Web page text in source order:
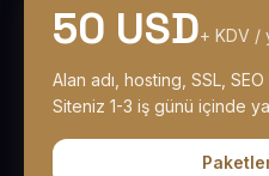
50 USD+ KDV /
Alan adı, hosting, SSL,
Siteniz 1-3 iş günü içinde